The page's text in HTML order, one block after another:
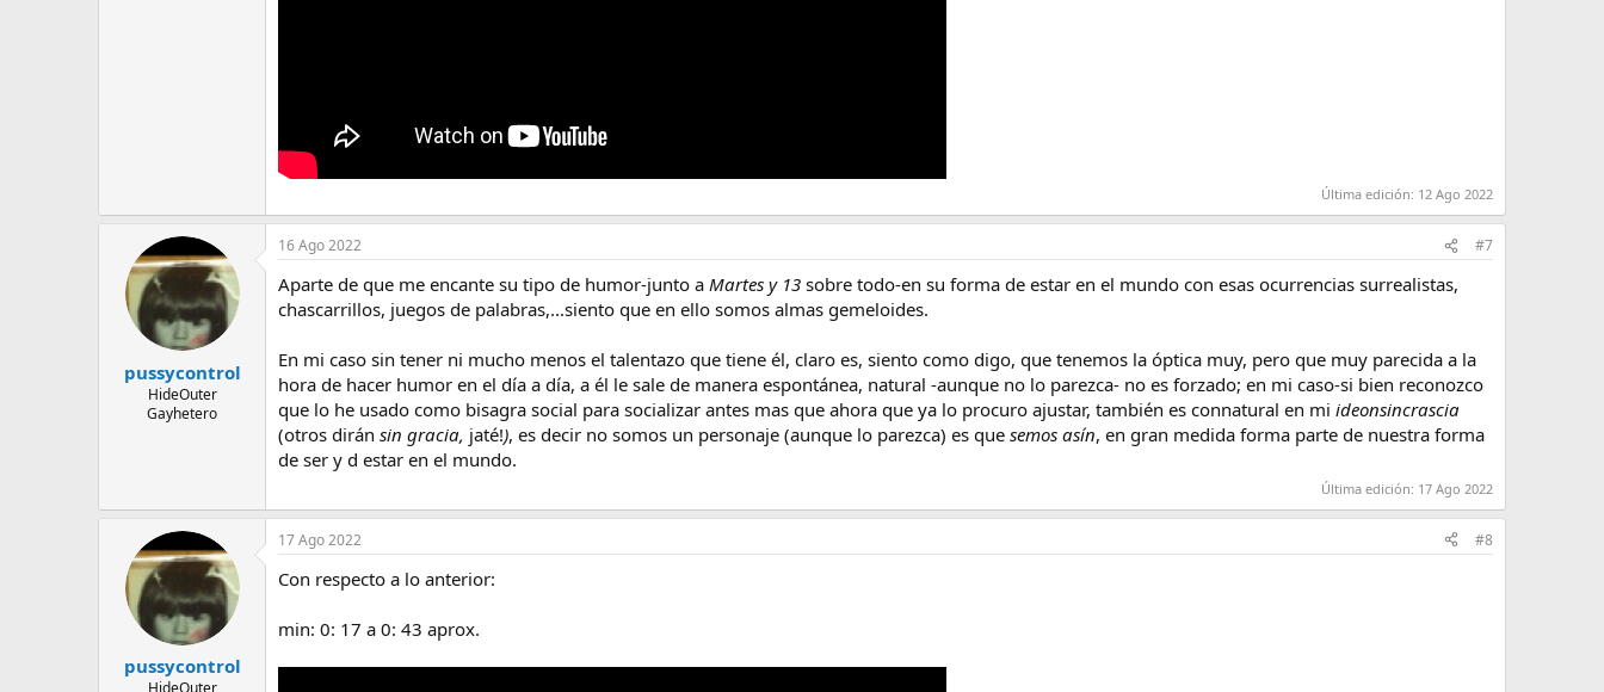
Última edición: 12 Ago 2022
pussycontrol
HideOuter
Gayhetero
16 Ago 2022 #7
Aparte de que me encante su tipo de humor-junto a Martes y 13 sobre todo-en su forma de estar en el mundo con esas ocurrencias surrealistas,
chascarrillos, juegos de palabras,...siento que en ello somos almas gemeloides.
En mi caso sin tener ni mucho menos el talentazo que tiene él, claro es, siento como digo, que tenemos la óptica muy, pero que muy parecida a la
hora de hacer humor en el día a día, a él le sale de manera espontánea, natural -aunque no lo parezca- no es forzado; en mi caso-si bien reconozco
que lo he usado como bisagra social para socializar antes mas que ahora que ya lo procuro ajustar, también es connatural en mi ideonsincrascia
(otros dirán sin gracia, jaté!), es decir no somos un personaje (aunque lo parezca) es que semos asín, en gran medida forma parte de nuestra forma
de ser y d estar en el mundo.
Última edición: 17 Ago 2022
pussycontrol
17 Ago 2022 #8
Con respecto a lo anterior:
min: 0: 17 a 0: 43 aprox.